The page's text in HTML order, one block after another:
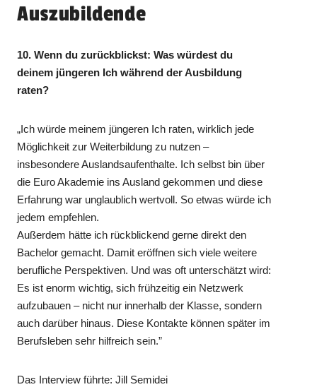
Auszubildende
10. Wenn du zurückblickst: Was würdest du
deinem jüngeren Ich während der Ausbildung
raten?
„Ich würde meinem jüngeren Ich raten, wirklich jede
Möglichkeit zur Weiterbildung zu nutzen –
insbesondere Auslandsaufenthalte. Ich selbst bin über
die Euro Akademie ins Ausland gekommen und diese
Erfahrung war unglaublich wertvoll. So etwas würde ich
jedem empfehlen.
Außerdem hätte ich rückblickend gerne direkt den
Bachelor gemacht. Damit eröffnen sich viele weitere
berufliche Perspektiven. Und was oft unterschätzt wird:
Es ist enorm wichtig, sich frühzeitig ein Netzwerk
aufzubauen – nicht nur innerhalb der Klasse, sondern
auch darüber hinaus. Diese Kontakte können später im
Berufsleben sehr hilfreich sein.”
Das Interview führte: Jill Semidei